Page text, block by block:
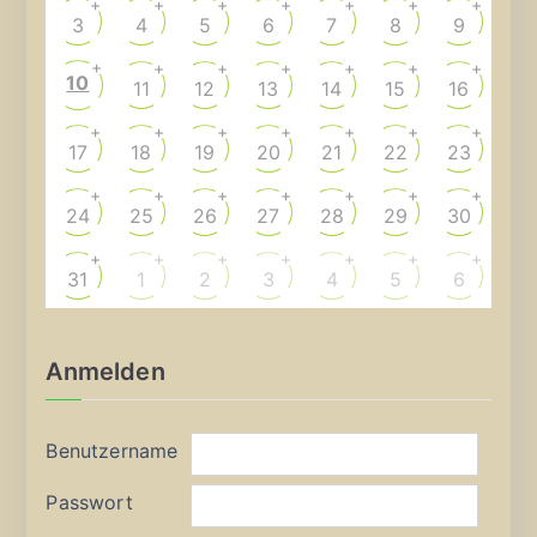
3
+
4
+
5
+
6
+
7
+
8
+
9
+
10
+
11
+
12
+
13
+
14
+
15
+
16
+
17
+
18
+
19
+
20
+
21
+
22
+
23
+
24
+
25
+
26
+
27
+
28
+
29
+
30
+
31
+
1
+
2
+
3
+
4
+
5
+
6
+
Anmelden
Benutzername
Passwort